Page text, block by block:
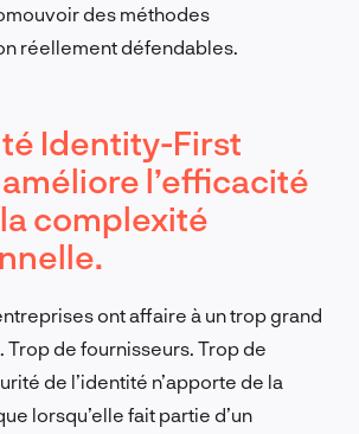
des méthodes
réellement défendables.
Identity-First
l’efficacité
complexité
ont affaire à un trop grand
Trop de fournisseurs. Trop de
de l’identité n’apporte de la
lorsqu’elle fait partie d’un